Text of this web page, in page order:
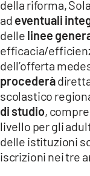
della riforma,
ad eventuali
delle linee
efficacia/
dell’offerta
procederà
scolastico
di studio,
livello per gli
delle istituzioni
iscrizioni nei tre